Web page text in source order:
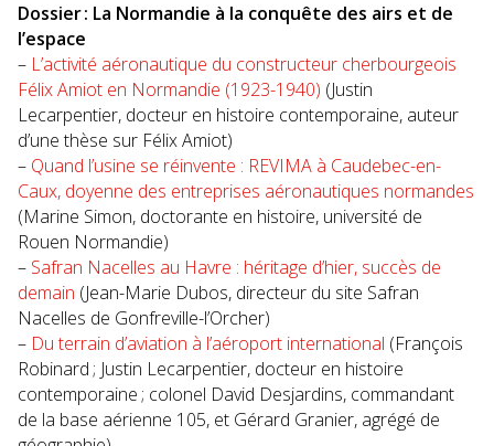
Dossier : La Normandie à la conquête des airs et de
l’espace
– L’activité aéronautique du constructeur cherbourgeois
Félix Amiot en Normandie (1923-1940) (Justin
Lecarpentier, docteur en histoire contemporaine, auteur
d’une thèse sur Félix Amiot)
– Quand l’usine se réinvente : REVIMA à Caudebec-en-
Caux, doyenne des entreprises aéronautiques normandes
(Marine Simon, doctorante en histoire, université de
Rouen Normandie)
– Safran Nacelles au Havre : héritage d’hier, succès de
demain (Jean-Marie Dubos, directeur du site Safran
Nacelles de Gonfreville-l’Orcher)
– Du terrain d’aviation à l’aéroport international (François
Robinard ; Justin Lecarpentier, docteur en histoire
contemporaine ; colonel David Desjardins, commandant
de la base aérienne 105, et Gérard Granier, agrégé de